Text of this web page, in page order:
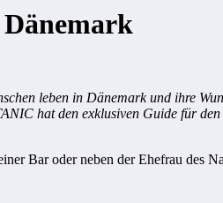
Dänemark
leben in Dänemark und ihre
hat den exklusiven Guide für den
Bar oder neben der Ehefrau des